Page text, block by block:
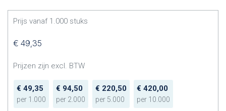
Prijs vanaf 1.000 stuks
€ 49,35
Prijzen zijn excl. BTW
€ 49,35
per 1.000
€ 94,50
per 2.000
€ 220,50
per 5.000
€ 420,00
per 10.000